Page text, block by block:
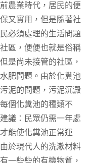
農業時代，居民的便
又實用，但是隨著社
必須處理的生活問題
區，便便也就是俗稱
是尚未接管的社區，
肥問題。由於化糞池
泥的問題，污泥沉澱
個化糞池的種類不
議：民眾仍需一年處
能使化糞池正常運
於現代人的洗漱材料
一些些的有機物質，